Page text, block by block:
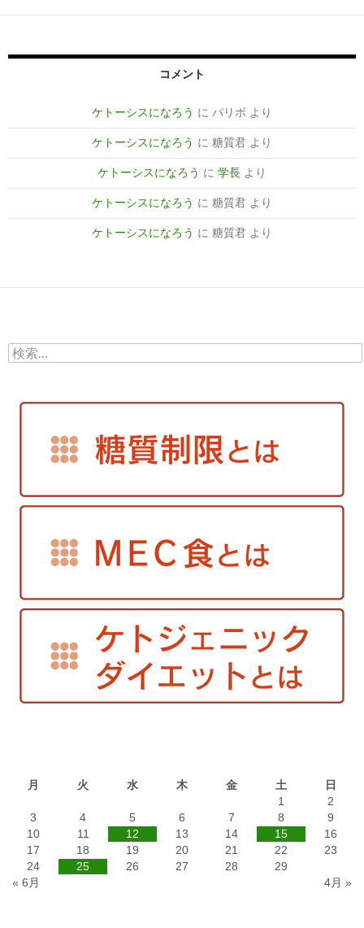
コメント
ケトーシスになろう に バリボ より
ケトーシスになろう に 糖質君 より
ケトーシスになろう に 学長 より
ケトーシスになろう に 糖質君 より
ケトーシスになろう に 糖質君 より
検
索:
月 火 水 木 金 土
日
1
2
3
4 5 6 7 8
9
10
11 12 13 14 15
16
17
18 19 20 21 22
23
24
25 26 27 28
29
« 6月
4月 »